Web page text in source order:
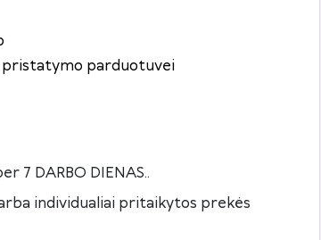
pristatymo parduotuvei
7 DARBO DIENAS..
individualiai pritaikytos prekės